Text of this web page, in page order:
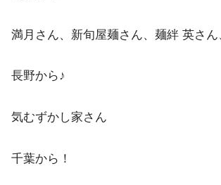
満月さん、新旬屋麺さん、麺絆 英さ
長野から♪
気むずかし家さん
千葉から！